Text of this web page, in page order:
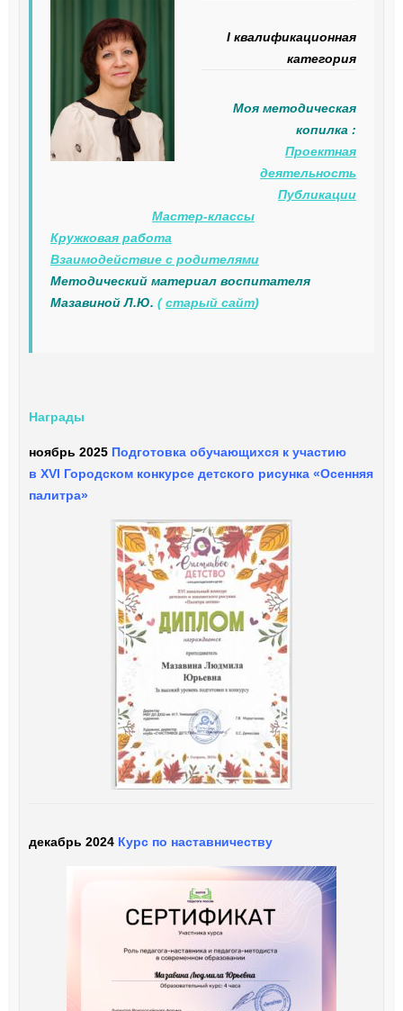
I квалификационная
категория
Моя методическая
копилка :
Проектная
деятельность
Публикации
Мастер-классы
Кружковая работа
Взаимодействие с родителями
Методический материал воспитателя
Мазавиной Л.Ю. (старый сайт)
Награды
ноябрь 2025 Подготовка обучающихся к участию
в XVI Городском конкурсе детского рисунка «Осенняя
палитра»
декабрь 2024 Курс по наставничеству